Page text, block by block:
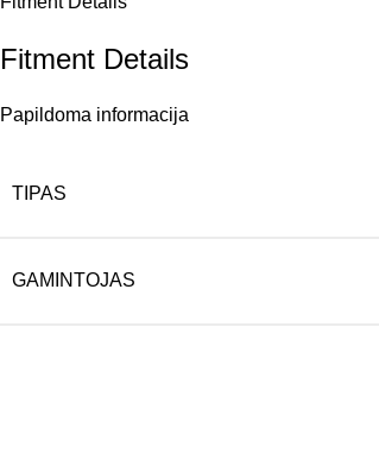
Fitment Details
Papildoma informacija
TIPAS
GAMINTOJAS